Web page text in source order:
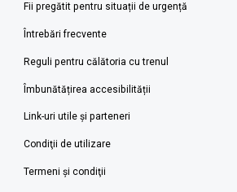
Fii pregătit pentru situații de urgență
Întrebări frecvente
Reguli pentru călătoria cu trenul
Îmbunătățirea accesibilității
Link-uri utile şi parteneri
Condiţii de utilizare
Termeni şi condiţii